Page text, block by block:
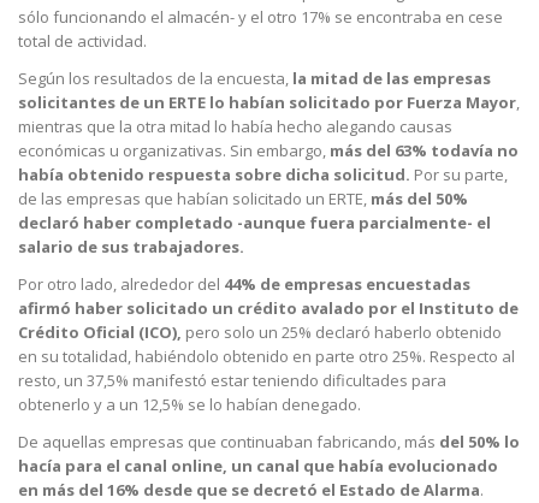
sólo funcionando el almacén- y el otro 17% se encontraba en cese
total de actividad.
Según los resultados de la encuesta, la mitad de las empresas
solicitantes de un ERTE lo habían solicitado por Fuerza Mayor,
mientras que la otra mitad lo había hecho alegando causas
económicas u organizativas. Sin embargo, más del 63% todavía no
había obtenido respuesta sobre dicha solicitud. Por su parte,
de las empresas que habían solicitado un ERTE, más del 50%
declaró haber completado -aunque fuera parcialmente- el
salario de sus trabajadores.
Por otro lado, alrededor del 44% de empresas encuestadas
afirmó haber solicitado un crédito avalado por el Instituto de
Crédito Oficial (ICO), pero solo un 25% declaró haberlo obtenido
en su totalidad, habiéndolo obtenido en parte otro 25%. Respecto al
resto, un 37,5% manifestó estar teniendo dificultades para
obtenerlo y a un 12,5% se lo habían denegado.
De aquellas empresas que continuaban fabricando, más del 50% lo
hacía para el canal online, un canal que había evolucionado
en más del 16% desde que se decretó el Estado de Alarma.